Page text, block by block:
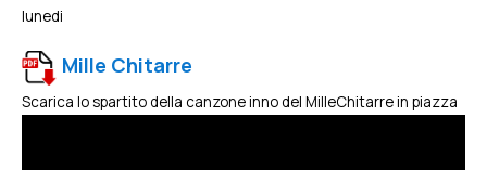
lunedi
Mille Chitarre
Scarica lo spartito della canzone inno del MilleChitarre in piazza